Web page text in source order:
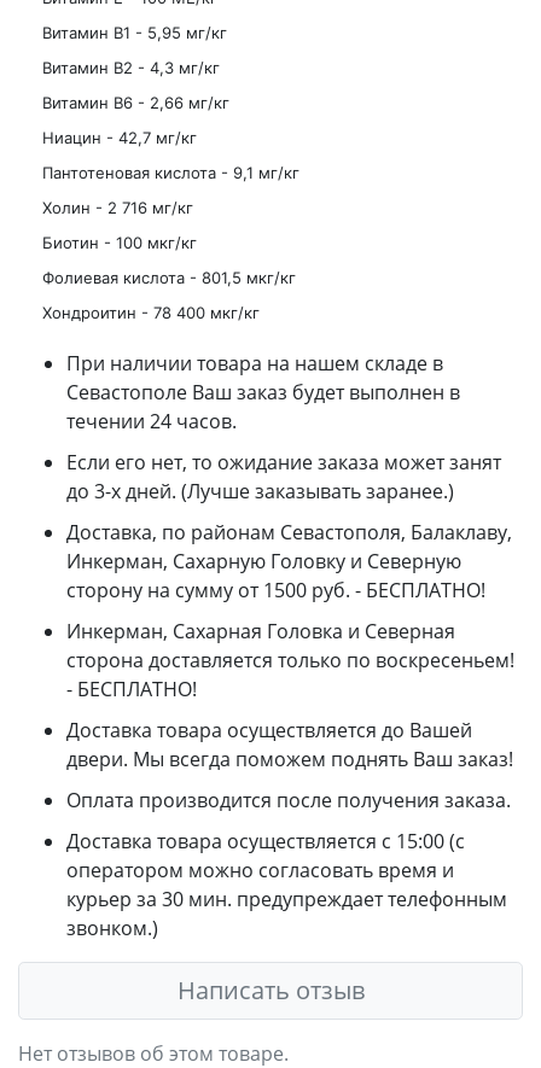
Витамин В1 - 5,95 мг/кг
Витамин В2 - 4,3 мг/кг
Витамин B6 - 2,66 мг/кг
Ниацин - 42,7 мг/кг
Пантотеновая кислота - 9,1 мг/кг
Холин - 2 716 мг/кг
Биотин - 100 мкг/кг
Фолиевая кислота - 801,5 мкг/кг
Хондроитин - 78 400 мкг/кг
При наличии товара на нашем складе в
Севастополе Ваш заказ будет выполнен в
течении 24 часов.
Если его нет, то ожидание заказа может занят
до 3-х дней. (Лучше заказывать заранее.)
Доставка, по районам Севастополя, Балаклаву,
Инкерман, Сахарную Головку и Северную
сторону на сумму от 1500 руб. - БЕСПЛАТНО!
Инкерман, Сахарная Головка и Северная
сторона доставляется только по воскресеньем!
- БЕСПЛАТНО!
Доставка товара осуществляется до Вашей
двери. Мы всегда поможем поднять Ваш заказ!
Оплата производится после получения заказа.
Доставка товара осуществляется с 15:00 (с
оператором можно согласовать время и
курьер за 30 мин. предупреждает телефонным
звонком.)
Написать отзыв
Нет отзывов об этом товаре.